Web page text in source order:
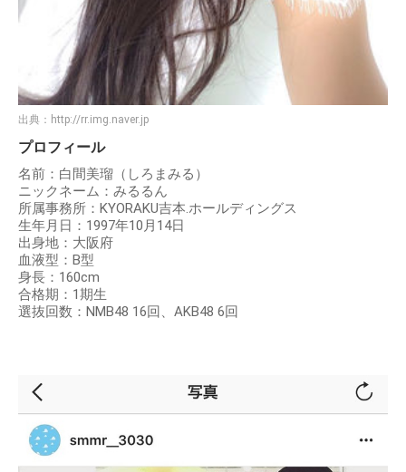
出典： http://rr.img.naver.jp
プロフィール
名前：白間美瑠（しろまみる）
ニックネーム：みるるん
所属事務所：KYORAKU吉本.ホールディングス
生年月日：1997年10月14日
出身地：大阪府
血液型：B型
身長：160cm
合格期：1期生
選抜回数：NMB48 16回、AKB48 6回